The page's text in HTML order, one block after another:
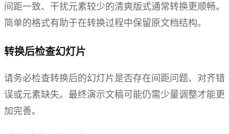
间距一致、干扰元素较少的清爽版式通常转换更顺畅。
简单的格式有助于在转换过程中保留原文档结构。
转换后检查幻灯片
请务必检查转换后的幻灯片是否存在间距问题、对齐错
误或元素缺失。最终演示文稿可能仍需少量调整才能更
加完善。